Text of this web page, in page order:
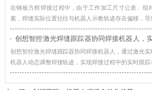
决方案
在钢板方框焊接过程中，由于工件加工尺寸公差、组
素，焊缝实际位置往往与机器人示教轨迹存在偏移，
接起始位置，影响焊接质量和生产效率。对此，创想
同各类焊接机器人实现更加高效、稳定的自动化焊接。
创想智控激光焊缝跟踪器协同焊接机器人，
踪与智能纠偏
创想智控激光焊缝跟踪器协同焊接机器人，通过激光
机器人动态调整焊接轨迹，实现焊接过程中的实时跟
浮箱焊接自动化水平。